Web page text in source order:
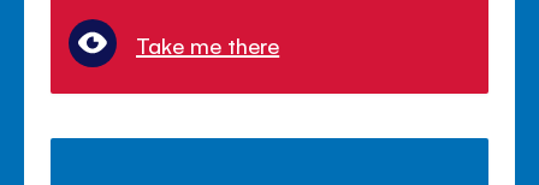
Take me there